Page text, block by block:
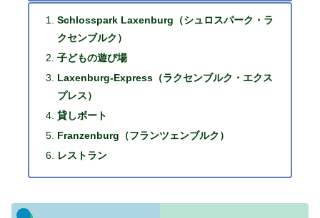
Schlosspark Laxenburg（シュロスパーク・ラ
クセンブルク）
子どもの遊び場
Laxenburg-Express（ラクセンブルク・エクス
プレス）
貸しボート
Franzenburg（フランツェンブルク）
レストラン